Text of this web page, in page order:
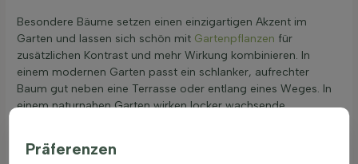
Besondere Bäume setzen einen einzigartigen Akzent im
Garten und lassen sich schön mit Gartenpflanzen für
zusätzlichen Kontrast und mehr Wirkung kombinieren. In
einem modernen Garten passt ein schlanker, aufrechter
Baum gut neben eine Terrasse oder entlang eines Weges. In
einem naturnahen Garten wirken locker wachsende,
gut entwickeln können. So bleibt der Eindruck eines starken
Präferenzen